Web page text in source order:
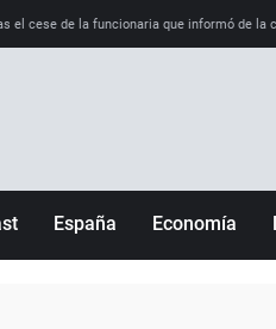
el cese de la funcionaria que informó de la
España Economía